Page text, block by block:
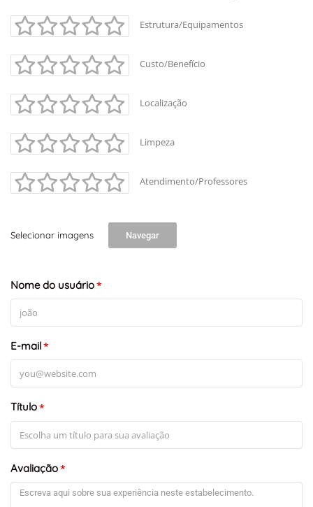
Estrutura/Equipamentos
Custo/Benefício
Localização
Limpeza
Atendimento/Professores
Selecionar imagens Navegar
Nome do usuário*
E-mail*
Título*
Avaliação*